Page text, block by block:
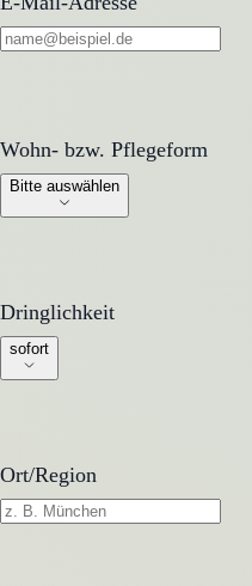
Wohn- bzw. Pflegeform
Wohn- bzw. Pflegeform
Bitte auswählen
Dringlichkeit
Dringlichkeit
sofort
Ort/Region